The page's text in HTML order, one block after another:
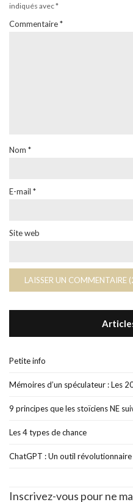
indiqués avec*
Commentaire*
Nom *
E-mail *
Site web
Petite info
Mémoires d’un spéculateur : Les
9 principes que les stoïciens NE
Les 4 types de chance
ChatGPT : Un outil révolutionnaire
Inscrivez-vous pour ne